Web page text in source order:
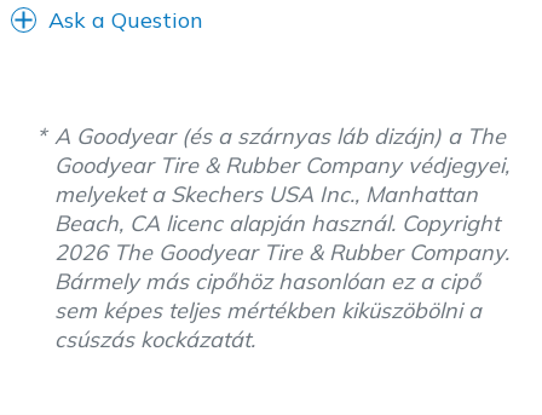
Ask a Question
A Goodyear (és a szárnyas láb dizájn) a The
Goodyear Tire & Rubber Company védjegyei,
melyeket a Skechers USA Inc., Manhattan
Beach, CA licenc alapján használ. Copyright
2026 The Goodyear Tire & Rubber Company.
Bármely más cipőhöz hasonlóan ez a cipő
sem képes teljes mértékben kiküszöbölni a
csúszás kockázatát.